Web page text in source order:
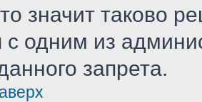
значит таково
с одним из
запрета.